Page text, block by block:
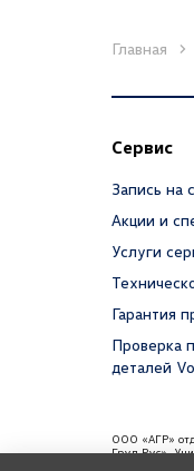
Главная
Сервис
Запись на
Акции и
Услуги
Гарантия
Проверка
деталей
ООО «АГР»
Груп Рус».